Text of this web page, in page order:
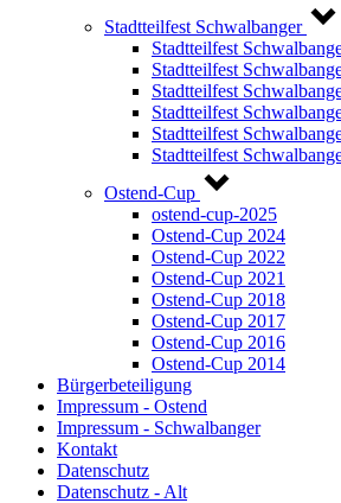
Stadtteilfest Schwalbanger
Stadtteilfest
Stadtteilfest
Stadtteilfest
Stadtteilfest
Stadtteilfest
Stadtteilfest
Ostend-Cup
ostend-cup-2025
Ostend-Cup 2024
Ostend-Cup 2022
Ostend-Cup 2021
Ostend-Cup 2018
Ostend-Cup 2017
Ostend-Cup 2016
Ostend-Cup 2014
Bürgerbeteiligung
Impressum - Ostend
Impressum - Schwalbanger
Kontakt
Datenschutz
Datenschutz - Alt